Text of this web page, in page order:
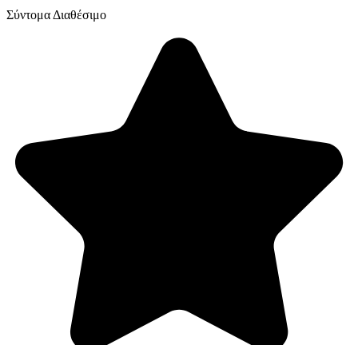
Σύντομα Διαθέσιμο